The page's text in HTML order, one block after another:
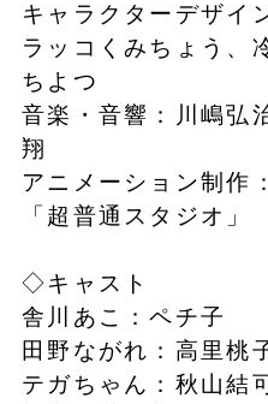
キャラクターデザイ
ラッコくみちょう、
ちよつ
音楽・音響：川嶋弘
翔
アニメーション制作
「超普通スタジオ」
◇キャスト
舎川あこ：ペチ子
田野ながれ：高里桃
テガちゃん：秋山結